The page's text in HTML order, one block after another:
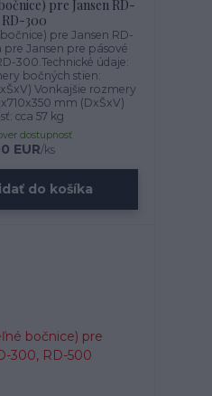
pre Jansen RD-
300
pre Jansen RD-
Jansen pre pásové
300.Technické údaje:
bočných stien:
Vonkajšie rozmery
mm (DxŠxV)
cca 57 kg
EUR/ks
dostupnosť
do košíka